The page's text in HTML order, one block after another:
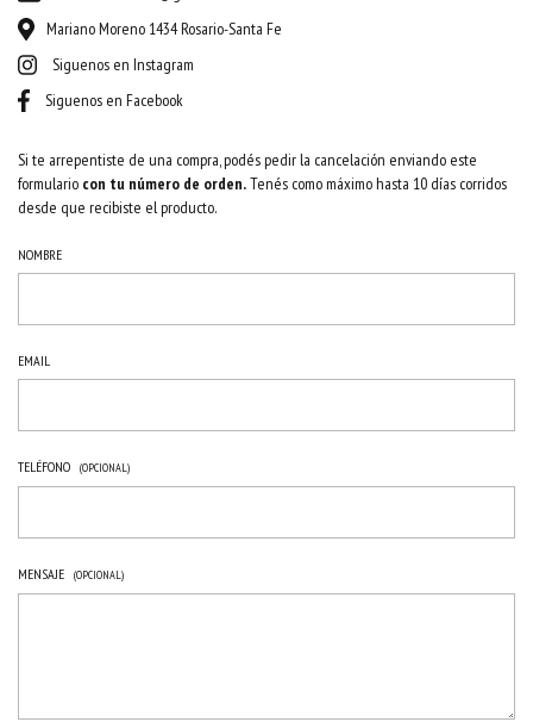
Mariano Moreno 1434 Rosario-Santa Fe
Siguenos en Instagram
Siguenos en Facebook
Si te arrepentiste de una compra, podés pedir la cancelación enviando este
formulario con tu número de orden.Tenés como máximo hasta 10 días corridos
desde que recibiste el producto.
NOMBRE
EMAIL
TELÉFONO (OPCIONAL)
MENSAJE (OPCIONAL)